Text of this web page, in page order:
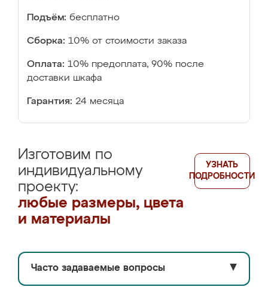
Подъём: бесплатно
Сборка: 10% от стоимости заказа
Оплата: 10% предоплата, 90% после
доставки шкафа
Гарантия: 24 месяца
Изготовим по
индивидуальному
проекту:
любые размеры, цвета
и материалы
УЗНАТЬ
ПОДРОБНОСТИ
Часто задаваемые вопросы ▼